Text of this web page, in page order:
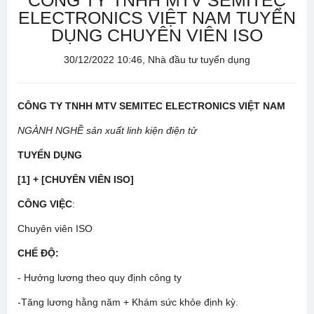
ELECTRONICS VIỆT NAM TUYỂN
DỤNG CHUYÊN VIÊN ISO
30/12/2022 10:46, Nhà đầu tư tuyển dụng
CÔNG TY TNHH MTV SEMITEC ELECTRONICS VIỆT NAM
NGÀNH NGHỀ sản xuất linh kiện điện tử
TUYỂN DỤNG
[1] + [CHUYÊN VIÊN ISO]
CÔNG VIỆC:
Chuyên viên ISO
CHẾ ĐỘ:
- Hưởng lương theo quy định công ty
-Tăng lương hằng năm + Khám sức khỏe định kỳ.